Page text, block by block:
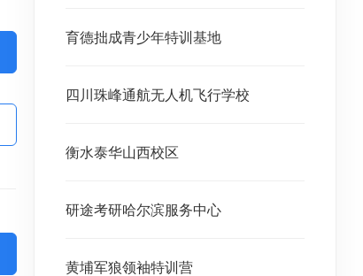
育德拙成青少年特训基地
四川珠峰通航无人机飞行学校
衡水泰华山西校区
研途考研哈尔滨服务中心
黄埔军狼领袖特训营